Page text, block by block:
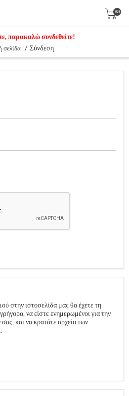
(0)
παρακαλώ συνδεθείτε!
σελίδα / Σύνδεση
στην ιστοσελίδα μας θα έχετε τη
να είστε ενημερωμένοι για την
και να κρατάτε αρχείο των